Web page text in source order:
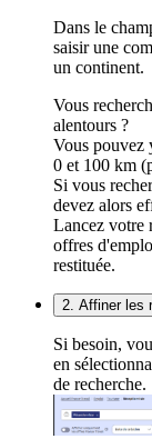
Dans le
saisir une
un continent.
Vous
alentours ?
Vous pouvez
0 et 100 km
Si vous
devez alors
Lancez votre
offres
restituée.
2. Affiner les
Si besoin,
en
de recherche.